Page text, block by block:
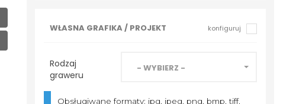
WŁASNA GRAFIKA / PROJEKT konfiguruj
Rodzaj
graweru
- WYBIERZ -
Obsługiwane formaty: jpg, jpeg, png, bmp, tiff,